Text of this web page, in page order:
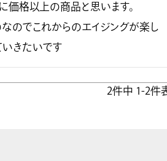
価格以上の商品と思います。
のでこれからのエイジングが楽し
いきたいです
2件中 1-2件